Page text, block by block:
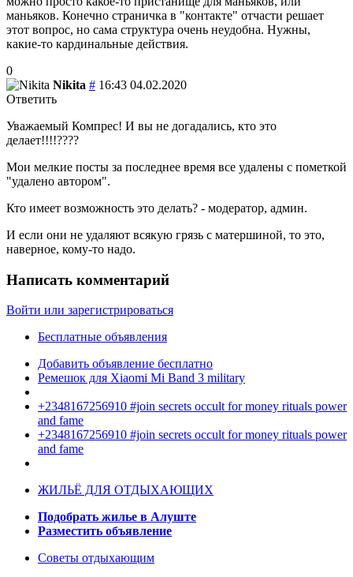
маньяков. Конечно страничка в "контакте" отчасти решает
этот вопрос, но сама структура очень неудобна. Нужны,
какие-то кардинальные действия.
0
Nikita # 16:43 04.02.2020
Ответить
Уважаемый Компрес! И вы не догадались, кто это
делает!!!!????
Мои мелкие посты за последнее время все удалены с пометкой
"удалено автором".
Кто имеет возможность это делать? - модератор, админ.
И если они не удаляют всякую грязь с матершиной, то это,
наверное, кому-то надо.
Написать комментарий
Войти или зарегистрироваться
Бесплатные объявления
Добавить объявление бесплатно
Ремешок для Xiaomi Mi Band 3 military
+2348167256910 #join secrets occult for money rituals power
and fame
+2348167256910 #join secrets occult for money rituals power
and fame
ЖИЛЬЁ ДЛЯ ОТДЫХАЮЩИХ
Подобрать жилье в Алуште
Разместить объявление
Советы отдыхающим